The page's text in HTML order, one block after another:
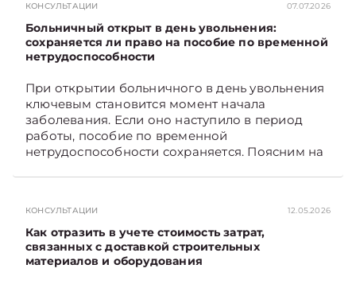
связанных с содержанием и эксплуатацией
мест общего пользования, в частности –
контрольно-­пропускного пункта? Рассмотрим
порядок их распределения. Подписывайтесь
экономике Беларуси — раньше, чем в новостях
TelegramViber
КОНСУЛЬТАЦИИ 07.07.2026
Больничный открыт в день увольнения:
сохраняется ли право на пособие по временной
нетрудоспособности
При открытии больничного в день увольнения
ключевым становится момент начала
заболевания. Если оно наступило в период
работы, пособие по временной
нетрудоспособности сохраняется. Поясним на
КОНСУЛЬТАЦИИ 12.05.2026
Как отразить в учете стоимость затрат,
связанных с доставкой строительных
материалов и оборудования